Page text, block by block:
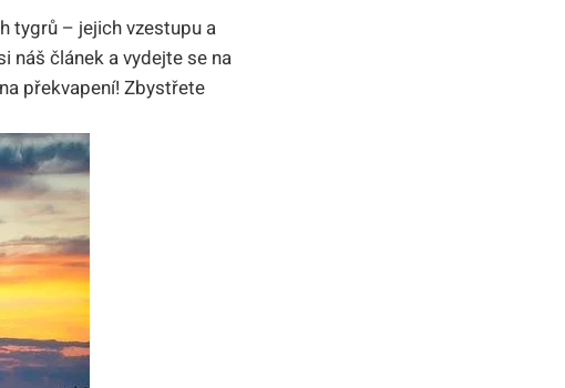
tygrů – jejich vzestupu a
náš článek a vydejte ⁣se na
⁢překvapení! ⁣Zbystřete